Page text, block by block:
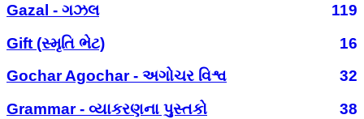
Gazal - ગઝલ
119
Gift (સ્મૃતિ ભેટ)
16
Gochar Agochar - અગોચર વિશ્વ
32
Grammar - વ્યાકરણના પુસ્તકો
38